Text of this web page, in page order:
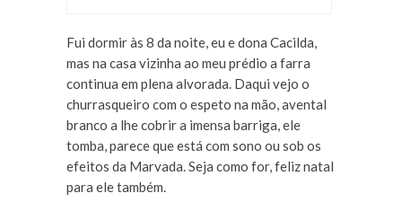
Fui dormir às 8 da noite, eu e dona Cacilda,
mas na casa vizinha ao meu prédio a farra
continua em plena alvorada. Daqui vejo o
churrasqueiro com o espeto na mão, avental
branco a lhe cobrir a imensa barriga, ele
tomba, parece que está com sono ou sob os
efeitos da Marvada. Seja como for, feliz natal
para ele também.